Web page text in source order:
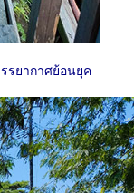
รยากาศย้อนยุค